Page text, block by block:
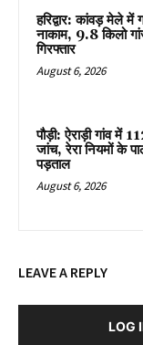
हरिद्वार: कांवड़ मेले
नाकाम, 9.8 किलो
गिरफ्तार
August 6, 2026
पौड़ी: ऐराड़ी गांव में
जांच, रेरा नियमों के
पड़ताल
August 6, 2026
LEAVE A REPLY
LOG